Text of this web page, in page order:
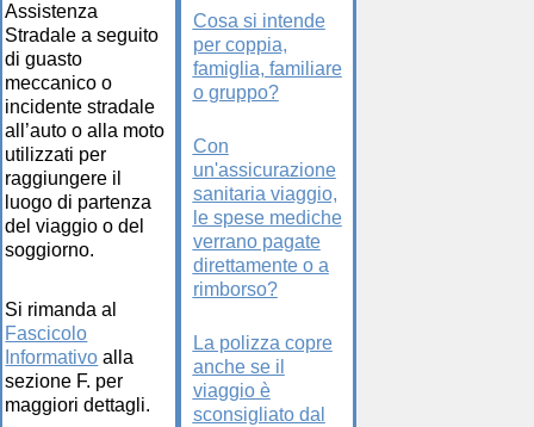
Assistenza
Stradale a seguito
di guasto
meccanico o
incidente stradale
all’auto o alla moto
utilizzati per
raggiungere il
luogo di partenza
del viaggio o del
soggiorno.
Si rimanda al
Fascicolo
Informativo alla
sezione F. per
maggiori dettagli.
Cosa si intende
per coppia,
famiglia, familiare
o gruppo?
Con
un'assicurazione
sanitaria viaggio,
le spese mediche
verrano pagate
direttamente o a
rimborso?
La polizza copre
anche se il
viaggio è
sconsigliato dal